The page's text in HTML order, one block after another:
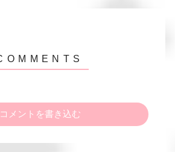
コメントを書き込む